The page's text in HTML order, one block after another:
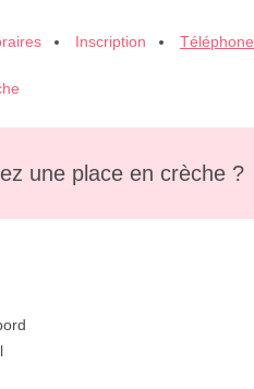
Inscription Téléphone
une place en crèche ?